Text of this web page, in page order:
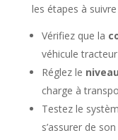
les étapes à suivre
Vérifiez que la
véhicule
Réglez le
charge à
Testez le
s’assurer de